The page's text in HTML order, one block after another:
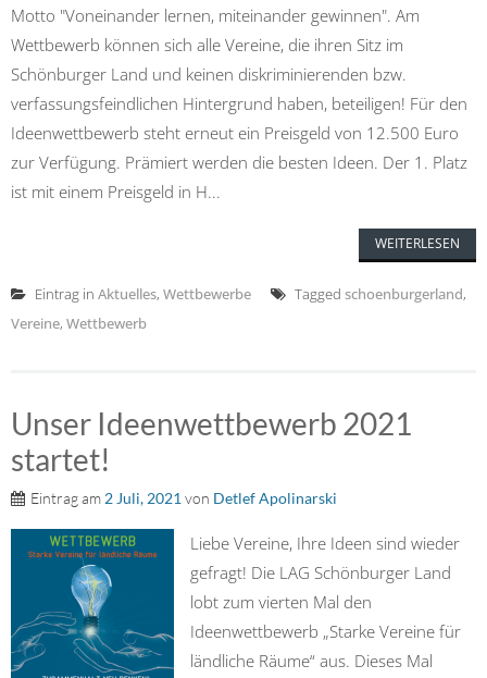
Motto "Voneinander lernen, miteinander gewinnen". Am
Wettbewerb können sich alle Vereine, die ihren Sitz im
Schönburger Land und keinen diskriminierenden bzw.
verfassungsfeindlichen Hintergrund haben, beteiligen! Für den
Ideenwettbewerb steht erneut ein Preisgeld von 12.500 Euro
zur Verfügung. Prämiert werden die besten Ideen. Der 1. Platz
ist mit einem Preisgeld in H...
WEITERLESEN
Eintrag in Aktuelles, Wettbewerbe Tagged schoenburgerland,
Vereine, Wettbewerb
Unser Ideenwettbewerb 2021
startet!
Eintrag am 2 Juli, 2021 von Detlef Apolinarski
Liebe Vereine, Ihre Ideen sind wieder
gefragt! Die LAG Schönburger Land
lobt zum vierten Mal den
Ideenwettbewerb „Starke Vereine für
ländliche Räume“ aus. Dieses Mal